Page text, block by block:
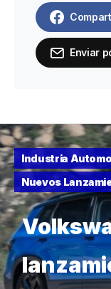
Enviar
Industria
Nuevos